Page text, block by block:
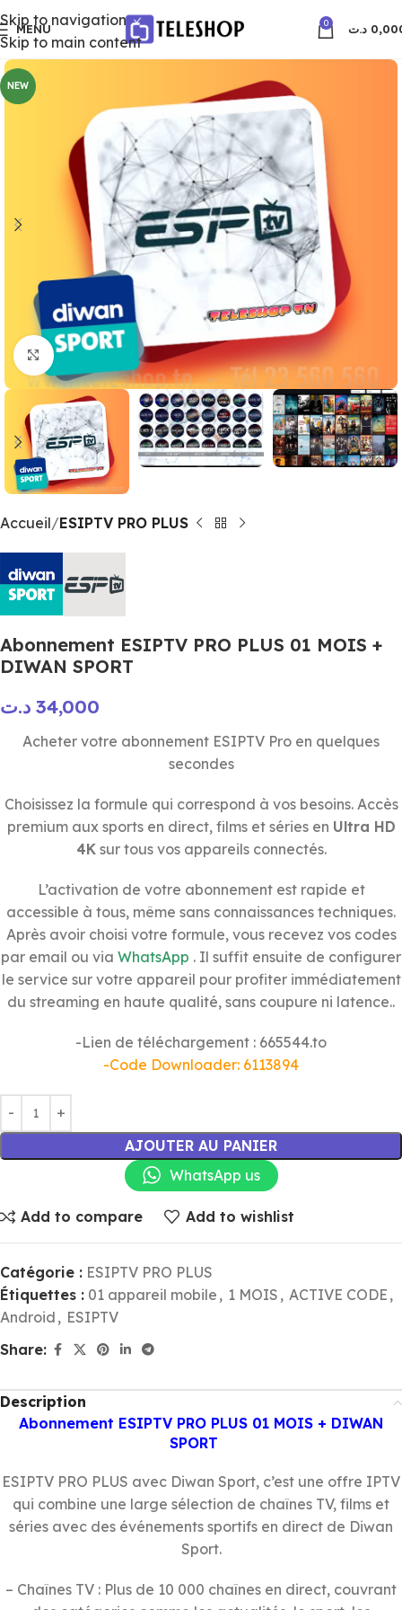
Skip to navigation
Skip to main content
MENU 0 د.ت
NEW
Click to enlarge
Accueil ESIPTV PRO PLUS
Abonnement ESIPTV PRO PLUS 01 MOIS +
DIWAN SPORT
34,000 د.ت
Acheter votre abonnement ESIPTV Pro en quelques
secondes
Choisissez la formule qui correspond à vos besoins. Accès
premium aux sports en direct, films et séries en Ultra HD
4Ksur tous vos appareils connectés.
L’activation de votre abonnement est rapide et
accessible à tous, même sans connaissances techniques.
Après avoir choisi votre formule, vous recevez vos codes
par email ou via WhatsApp . Il suffit ensuite de configurer
le service sur votre appareil pour profiter immédiatement
du streaming en haute qualité, sans coupure ni latence..
-Lien de téléchargement : 665544.to
-Code Downloader: 6113894
AJOUTER AU PANIER
WhatsApp us
Add to compare Add to wishlist
Catégorie : ESIPTV PRO PLUS
Étiquettes : 01 appareil mobile , 1 MOIS , ACTIVE CODE ,
Android , ESIPTV
Share:
Description
Abonnement ESIPTV PRO PLUS 01 MOIS + DIWAN
SPORT
ESIPTV PRO PLUS avec Diwan Sport, c’est une offre IPTV
qui combine une large sélection de chaînes TV, films et
séries avec des événements sportifs en direct de Diwan
Sport.
– Chaînes TV : Plus de 10 000 chaînes en direct, couvrant